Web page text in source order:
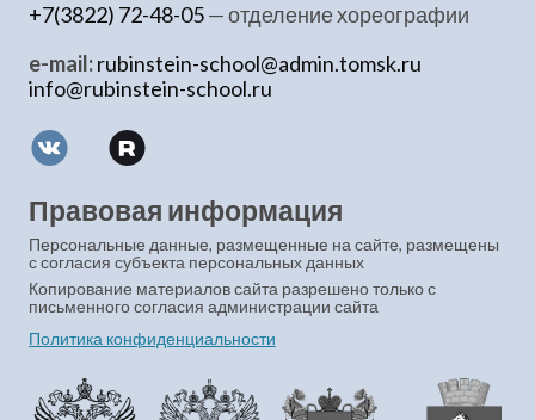
+7(3822) 72-48-05— отделение хореографии
e-mail:rubinstein-school@admin.tomsk.ru
info@rubinstein-school.ru
Правовая информация
Персональные данные, размещенные на сайте, размещены
с согласия субъекта персональных данных
Копирование материалов сайта разрешено только с
письменного согласия администрации сайта
Политика конфиденциальности